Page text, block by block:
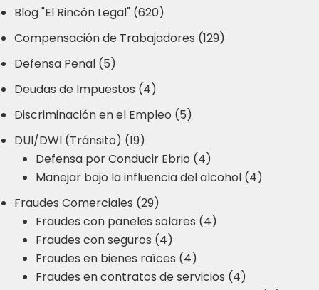
Blog "El Rincón Legal" (620)
Compensación de Trabajadores (129)
Defensa Penal (5)
Deudas de Impuestos (4)
Discriminación en el Empleo (5)
DUI/DWI (Tránsito) (19)
Defensa por Conducir Ebrio (4)
Manejar bajo la influencia del alcohol (4)
Fraudes Comerciales (29)
Fraudes con paneles solares (4)
Fraudes con seguros (4)
Fraudes en bienes raíces (4)
Fraudes en contratos de servicios (4)